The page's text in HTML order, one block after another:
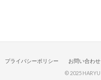
プライバシーポリシー
お問い合わせ
© 2025 HARYU